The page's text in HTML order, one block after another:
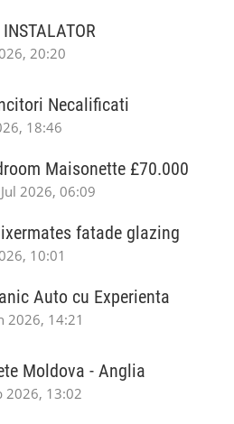
20:20
Necalificati
18:46
Maisonette £70.000
2026, 06:09
fatade glazing
10:01
Auto cu Experienta
2026, 14:21
Moldova - Anglia
2026, 13:02